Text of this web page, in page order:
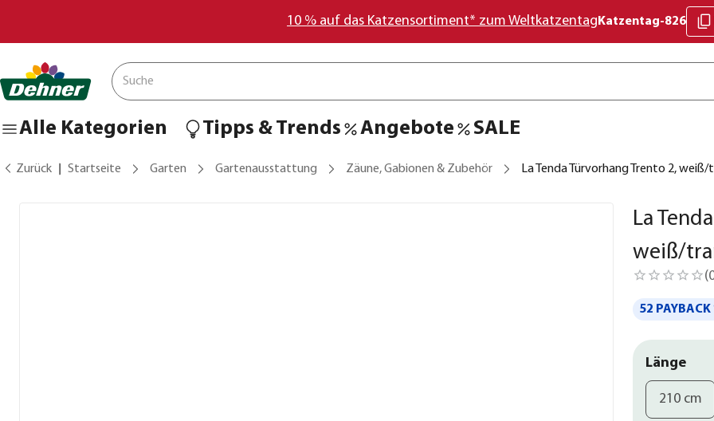
10 % auf das Katzensortiment* zum Weltkatzentag Katzentag-826
Alle Kategorien Tipps & Trends Angebote SALE
Zurück Startseite Garten Gartenausstattung Zäune, Gabionen & Zubehör La Tenda Türvorhang Trento 2,
La
weiß/
(
52
Länge
210 cm